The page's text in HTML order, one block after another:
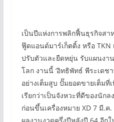
เป็นปีแห่งการพลิกฟื้นธุรกิจสา
ฟู๊ดแอนด์มาร์เก็ตติ้ง หรือ
ปรับตัวและยืดหยุ่น รับแผนงา
โลก งานนี้ ‘อิทธิพัทธ์ พีระเดช
อย่างเต็มสูบ ปั๊มยอดขายเต็มที่
เรียกว่าเป็นจังหวะที่ดีของนัก
ก่อนขึ้นเครื่องหมาย XD 7 มี.ค